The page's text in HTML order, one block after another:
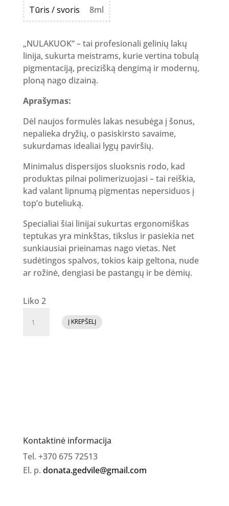
9.50 €. 6.65 €.
Tūris / svoris 8ml
„NULAKUOK“ – tai profesionali gelinių lakų
linija, sukurta meistrams, kurie vertina tobulą
pigmentaciją, precizišką dengimą ir modernų,
ploną nago dizainą.
Aprašymas:
Dėl naujos formulės lakas nesubėga į šonus,
nepalieka dryžių, o pasiskirsto savaime,
sukurdamas idealiai lygų paviršių.
Minimalus dispersijos sluoksnis rodo, kad
produktas pilnai polimerizuojasi – tai reiškia,
kad valant lipnumą pigmentas nepersiduos į
top’o buteliuką.
Specialiai šiai linijai sukurtas ergonomiškas
teptukas yra minkštas, tikslus ir pasiekia net
sunkiausiai prieinamas nago vietas. Net
sudėtingos spalvos, tokios kaip geltona, nude
ar rožinė, dengiasi be pastangų ir be dėmių.
Liko 2
kiekis:
]
Į KREPŠELĮ
Kontaktinė informacija
Tel. +370 675 72513
El. p. donata.gedvile@gmail.com